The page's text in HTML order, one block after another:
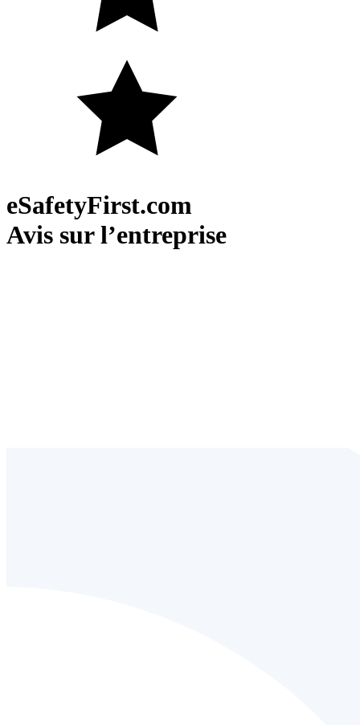
eSafetyFirst.com
Avis sur l’entreprise